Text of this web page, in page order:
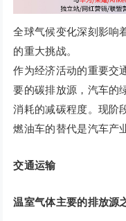
全球气候变化深刻影响
的重大挑战。
作为经济活动的重要交
要的碳排放源，汽车的
消耗的减碳程度。现阶
燃油车的替代是汽车产
交通运输
温室气体主要的排放源